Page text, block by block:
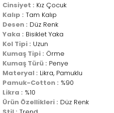
Cinsiyet : Kız Çocuk
Kalıp : Tam Kalıp
Desen : Düz Renk
Yaka : Bisiklet Yaka
Kol Tipi : Uzun
Kumaş Tipi : Örme
Kumaş Türü : Penye
Materyal : Likra, Pamuklu
Pamuk-Cotton : %90
Likra : %10
Ürün Özellikleri : Düz Renk